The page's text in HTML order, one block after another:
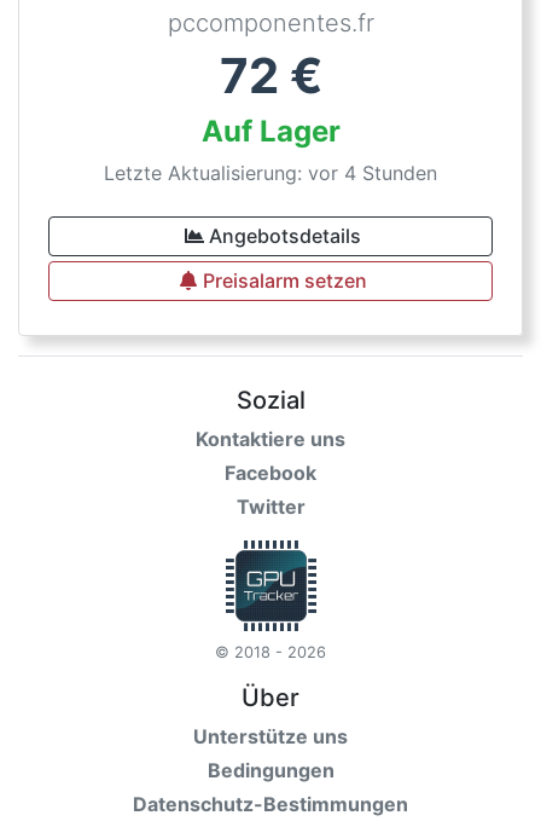
pccomponentes.fr
72 €
Auf Lager
Letzte Aktualisierung: vor 4 Stunden
Angebotsdetails
Preisalarm setzen
Sozial
Kontaktiere uns
Facebook
Twitter
© 2018 - 2026
Über
Unterstütze uns
Bedingungen
Datenschutz-Bestimmungen